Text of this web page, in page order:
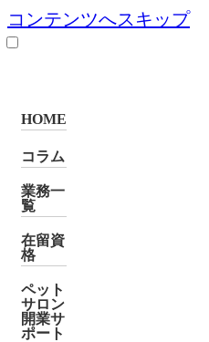
コンテンツへスキップ
HOME
コラム
業務一
覧
在留資
格
ペット
サロン
開業サ
ポート